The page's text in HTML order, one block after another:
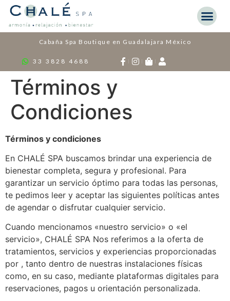
Cabaña Spa Boutique en Guadalajara México
33 3828 4688
Términos y
Condiciones
Términos y condiciones
En CHALÉ SPA buscamos brindar una experiencia de
bienestar completa, segura y profesional. Para
garantizar un servicio óptimo para todas las personas,
te pedimos leer y aceptar las siguientes políticas antes
de agendar o disfrutar cualquier servicio.
Cuando mencionamos «nuestro servicio» o «el
servicio», CHALÉ SPA Nos referimos a la oferta de
tratamientos, servicios y experiencias proporcionadas
por , tanto dentro de nuestras instalaciones físicas
como, en su caso, mediante plataformas digitales para
reservaciones, pagos u orientación personalizada.